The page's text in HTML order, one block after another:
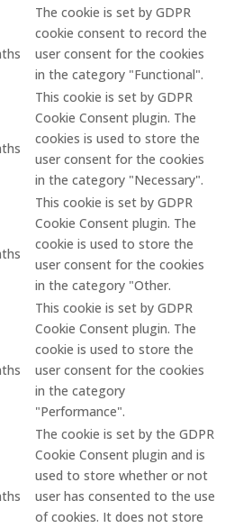
The cookie is set by GDPR
cookie consent to record the
user consent for the cookies
in the category "Functional".
This cookie is set by GDPR
Cookie Consent plugin. The
cookies is used to store the
user consent for the cookies
in the category "Necessary".
This cookie is set by GDPR
Cookie Consent plugin. The
cookie is used to store the
user consent for the cookies
in the category "Other.
This cookie is set by GDPR
Cookie Consent plugin. The
cookie is used to store the
user consent for the cookies
in the category
"Performance".
The cookie is set by the GDPR
Cookie Consent plugin and is
used to store whether or not
user has consented to the use
of cookies. It does not store